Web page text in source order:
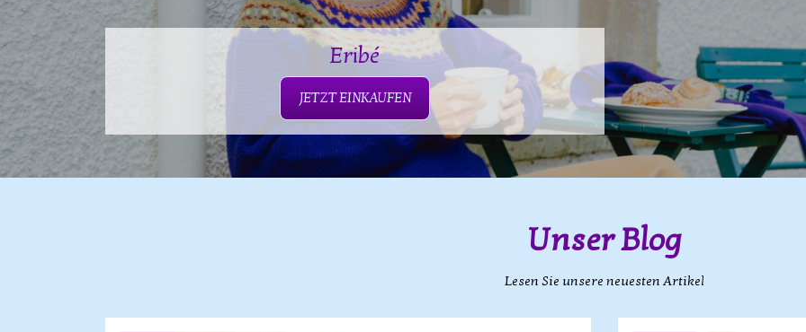
Eribé
JETZT EINKAUFEN
Unser Blog
Lesen Sie unsere neuesten Artikel